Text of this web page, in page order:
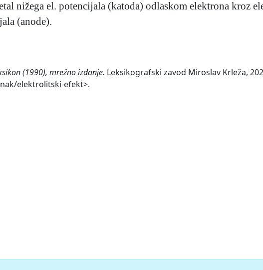
nižega el. potencijala (katoda) odlaskom elektrona kroz
(anode).
(1990), mrežno izdanje. Leksikografski zavod Miroslav Krleža,
elektrolitski-efekt>.